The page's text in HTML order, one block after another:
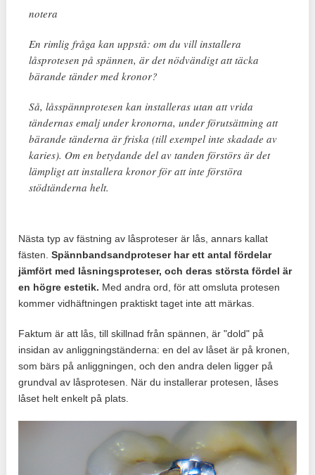
notera
En rimlig fråga kan uppstå: om du vill installera
låsprotesen på spännen, är det nödvändigt att täcka
bärande tänder med kronor?
Så, låsspännprotesen kan installeras utan att vrida
tändernas emalj under kronorna, under förutsättning att
bärande tänderna är friska (till exempel inte skadade av
karies). Om en betydande del av tanden förstörs är det
lämpligt att installera kronor för att inte förstöra
stödtänderna helt.
Nästa typ av fästning av låsproteser är lås, annars kallat
fästen.Spännbandsandproteser har ett antal fördelar
jämfört med låsningsproteser, och deras största fördel är
en högre estetik. Med andra ord, för att omsluta protesen
kommer vidhäftningen praktiskt taget inte att märkas.
Faktum är att lås, till skillnad från spännen, är "dold" på
insidan av anliggningständerna: en del av låset är på kronen,
som bärs på anliggningen, och den andra delen ligger på
grundval av låsprotesen. När du installerar protesen, låses
låset helt enkelt på plats.